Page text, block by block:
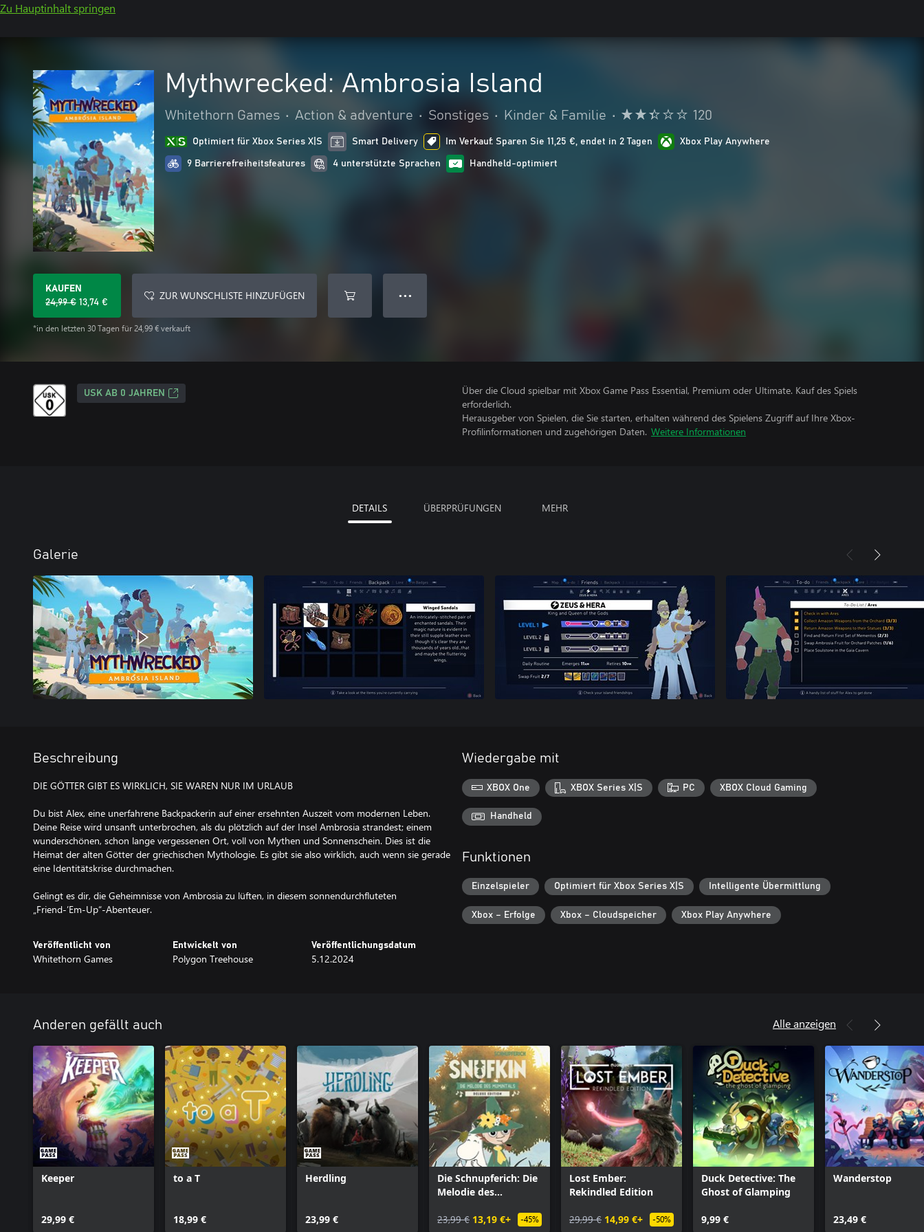
Zu Hauptinhalt springen
Mythwrecked: Ambrosia Island
Whitethorn Games • Action & adventure • Sonstiges • Kinder & Familie • 120
Optimiert für Xbox Series X|S Smart Delivery Im Verkauf: Sparen Sie 11,25 €, endet in 2 Tagen Xbox Play Anywhere
9 Barrierefreiheitsfeatures 4 unterstützte Sprachen Handheld-optimiert
KAUFEN
24,99 € 13,74 €
*in den letzten 30 Tagen für 24,99 € verkauft
ZUR WUNSCHLISTE HINZUFÜGEN ● ● ●
USK AB 0 JAHREN
Über die Cloud spielbar mit Xbox Game Pass Essential, Premium oder Ultimate. Kauf des Spiels
erforderlich.
Herausgeber von Spielen, die Sie starten, erhalten während des Spielens Zugriff auf Ihre Xbox-
Profilinformationen und zugehörigen Daten. Weitere Informationen
DETAILS ÜBERPRÜFUNGEN MEHR
Galerie
Beschreibung
DIE GÖTTER GIBT ES WIRKLICH, SIE WAREN NUR IM URLAUB
Du bist Alex, eine unerfahrene Backpackerin auf einer ersehnten Auszeit vom modernen Leben.
Deine Reise wird unsanft unterbrochen, als du plötzlich auf der Insel Ambrosia strandest; einem
wunderschönen, schon lange vergessenen Ort, voll von Mythen und Sonnenschein. Dies ist die
Heimat der alten Götter der griechischen Mythologie. Es gibt sie also wirklich, auch wenn sie gerade
eine Identitätskrise durchmachen.
Gelingt es dir, die Geheimnisse von Ambrosia zu lüften, in diesem sonnendurchfluteten
Veröffentlicht von
Whitethorn Games
Entwickelt von
Polygon Treehouse
Veröffentlichungsdatum
5.12.2024
Wiedergabe mit
XBOX One XBOX Series X|S PC XBOX Cloud Gaming
Handheld
Funktionen
Einzelspieler Optimiert für Xbox Series X|S Intelligente Übermittlung
Xbox – Erfolge Xbox – Cloudspeicher Xbox Play Anywhere
Anderen gefällt auch Alle anzeigen
Keeper
29,99 €
to a T
18,99 €
Herdling
23,99 €
Die Schnupferich: Die
Melodie des
Edition
23,99 € 13,19 €+ -45%
Lost Ember:
Rekindled Edition
29,99 € 14,99 €+ -50%
Duck Detective: The
Ghost of Glamping
9,99 €
Wanderstop
23,49 €